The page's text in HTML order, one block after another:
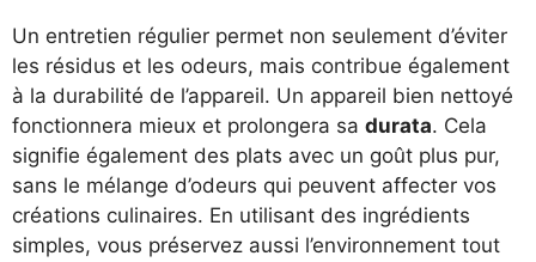
Un entretien régulier permet non seulement d’éviter
les résidus et les odeurs, mais contribue également
à la durabilité de l’appareil. Un appareil bien nettoyé
fonctionnera mieux et prolongera sa durata. Cela
signifie également des plats avec un goût plus pur,
sans le mélange d’odeurs qui peuvent affecter vos
créations culinaires. En utilisant des ingrédients
simples, vous préservez aussi l’environnement tout